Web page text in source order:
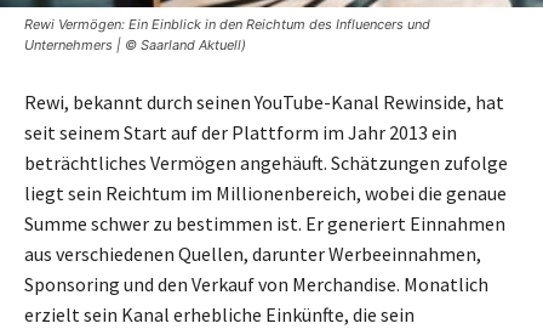
Rewi Vermögen: Ein Einblick in den Reichtum des Influencers und
Unternehmers | © Saarland Aktuell)
Rewi, bekannt durch seinen YouTube-Kanal Rewinside, hat
seit seinem Start auf der Plattform im Jahr 2013 ein
beträchtliches Vermögen angehäuft. Schätzungen zufolge
liegt sein Reichtum im Millionenbereich, wobei die genaue
Summe schwer zu bestimmen ist. Er generiert Einnahmen
aus verschiedenen Quellen, darunter Werbeeinnahmen,
Sponsoring und den Verkauf von Merchandise. Monatlich
erzielt sein Kanal erhebliche Einkünfte, die sein